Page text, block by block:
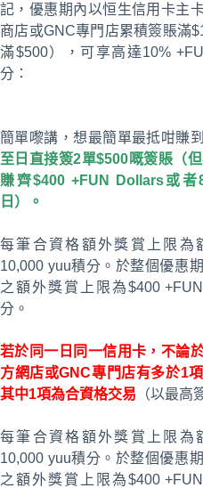
記，優惠期內以恒生信用卡主
商店或GNC專門店累積簽賬滿
滿$500），可享高達10%
分：
簡單嚟講，想最簡單最抵咁賺
至日直接簽2單$500嘅簽賬（
賺齊$400 +FUN Dollars或
日）。
每筆合資格額外獎賞上限為
10,000 yuu積分。於整個優惠
之額外獎賞上限為$400
分。
若於同一日同一信用卡，不論
方網店或GNC專門店有多於1
其中1項為合資格交易 （以最高
每筆合資格額外獎賞上限為
10,000 yuu積分。於整個優惠
之額外獎賞上限為$400